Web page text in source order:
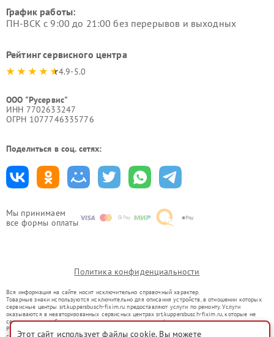
Мы принимаем
все формы оплаты
График работы:
ПН-ВСК с 9:00 до 21:00 без перерывов и выходных
Рейтинг сервисного центра
4.9-5.0
ООО "Русервис"
ИНН 7702633247
ОГРН 1077746335776
Поделиться в соц. сетях:
Политика конфиденциальности
Вся информация на сайте носит исключительно справочный характер.
Товарные знаки используются исключительно для описания устройств, в отношении которых
сервисные центры srt.kuppersbusch-fixim.ru предоставляют услуги по ремонту. Услуги
оказываются в неавторизованных сервисных центрах srt.kuppersbusch-fixim.ru, которые не
связаны с правообладателями товарных знаков или их официальными представителями.
Ремонт осуществляется для устройств, уже введенных в гражданский оборот в соответствии
Этот сайт использует файлы cookie. Вы можете